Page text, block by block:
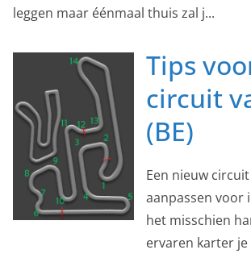
leggen maar éénmaal thuis zal j...
Tips
circuit
(BE)
Een nieuw
aanpassen voor
het misschien
ervaren karter